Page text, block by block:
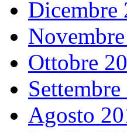
Dicembre
Ottobre
Agosto